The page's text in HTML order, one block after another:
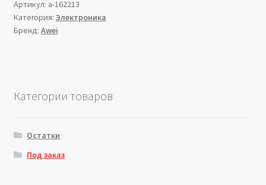
Артикул: a-162213
Категория: Электроника
Бренд: Awei
Категории товаров
Остатки
Под заказ